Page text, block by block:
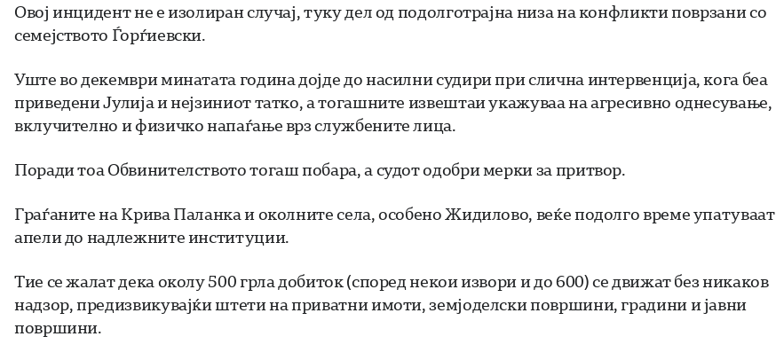
Овој инцидент не е изолиран случај, туку дел од подолготрајна низа на конфликти поврзани со
семејството Ѓорѓиевски.
Уште во декември минатата година дојде до насилни судири при слична интервенција, кога беа
приведени Јулија и нејзиниот татко, а тогашните извештаи укажуваа на агресивно однесување,
вклучително и физичко напаѓање врз службените лица.
Поради тоа Обвинителството тогаш побара, а судот одобри мерки за притвор.
Граѓаните на Крива Паланка и околните села, особено Жидилово, веќе подолго време упатуваат
апели до надлежните институции.
Тие се жалат дека околу 500 грла добиток (според некои извори и до 600) се движат без никаков
надзор, предизвикувајќи штети на приватни имоти, земјоделски површини, градини и јавни
површини.